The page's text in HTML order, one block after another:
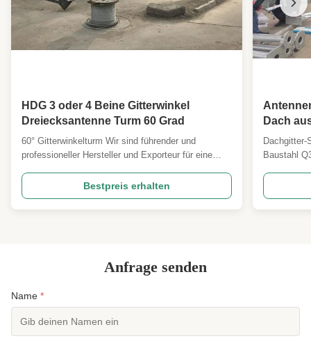
Wind Resistance: Bis zu 340 km/h
Character:
Nehmen Sie eine kleine Fläche ein, schönes
Stahlmonopolturm 220kv
HDG 3 oder 4 Beine Gitterwinkel
Dreiecksantenne Turm 60 Grad
60° Gitterwinkelturm Wir sind führender und
professioneller Hersteller und Exporteur für eine
haben professionelle Ingenieure, die gut in PLS oder
MStower-Design und 3D-Detailing-Software sind, die
Produktionslinie unterstützten Fortschritt generieren
Bestpreis erhalten
Dach
Q355,
Baustahl
ANSI/
Anfrage senden
Name *